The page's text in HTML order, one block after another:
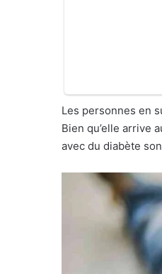
Les personnes en
Bien qu’elle arrive
avec du diabète